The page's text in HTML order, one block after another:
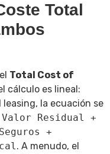
Total
Total Cost of
cálculo es lineal:
leasing, la ecuación se
Residual +
+
. A menudo, el